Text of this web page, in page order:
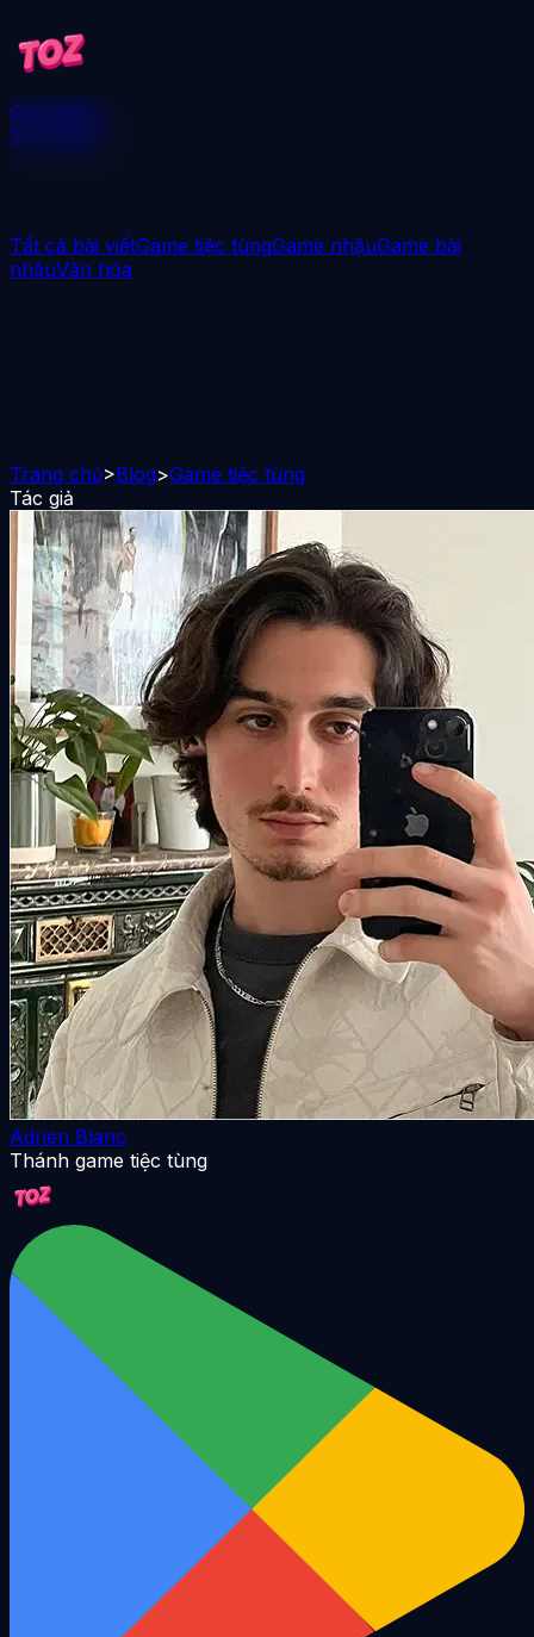
GameBlog
Tải xuống
Tất cả bài viếtGame tiệc tùngGame nhậuGame bài
nhậuVăn hóa
Trang chủ>Blog>Game tiệc tùng
Tác giả
Adrien Blanc
Thánh game tiệc tùng